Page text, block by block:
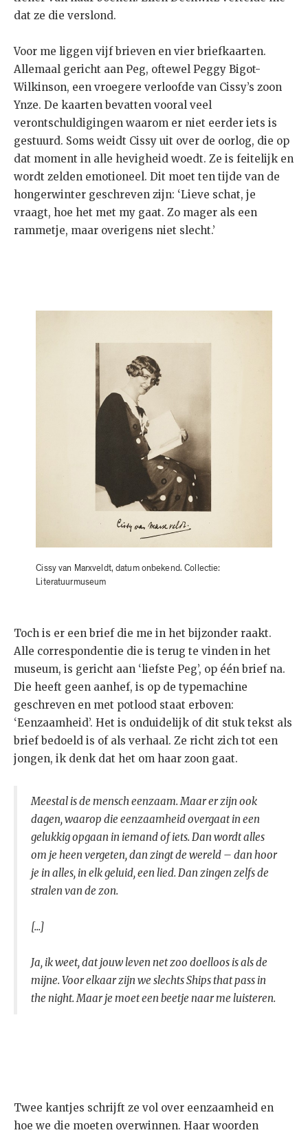
dat ze die verslond.
Voor me liggen vijf brieven en vier briefkaarten.
Allemaal gericht aan Peg, oftewel Peggy Bigot-
Wilkinson, een vroegere verloofde van Cissy’s zoon
Ynze. De kaarten bevatten vooral veel
verontschuldigingen waarom er niet eerder iets is
gestuurd. Soms weidt Cissy uit over de oorlog, die op
dat moment in alle hevigheid woedt. Ze is feitelijk en
wordt zelden emotioneel. Dit moet ten tijde van de
hongerwinter geschreven zijn: ‘Lieve schat, je
vraagt, hoe het met my gaat. Zo mager als een
rammetje, maar overigens niet slecht.’
Cissy van Marxveldt, datum onbekend. Collectie:
Literatuurmuseum
Toch is er een brief die me in het bijzonder raakt.
Alle correspondentie die is terug te vinden in het
museum, is gericht aan ‘liefste Peg’, op één brief na.
Die heeft geen aanhef, is op de typemachine
geschreven en met potlood staat erboven:
‘Eenzaamheid’. Het is onduidelijk of dit stuk tekst als
brief bedoeld is of als verhaal. Ze richt zich tot een
jongen, ik denk dat het om haar zoon gaat.
Meestal is de mensch eenzaam. Maar er zijn ook
dagen, waarop die eenzaamheid overgaat in een
gelukkig opgaan in iemand of iets. Dan wordt alles
om je heen vergeten, dan zingt de wereld – dan hoor
je in alles, in elk geluid, een lied. Dan zingen zelfs de
stralen van de zon.
[...]
Ja, ik weet, dat jouw leven net zoo doelloos is als de
mijne. Voor elkaar zijn we slechts Ships that pass in
the night. Maar je moet een beetje naar me luisteren.
Twee kantjes schrijft ze vol over eenzaamheid en
hoe we die moeten overwinnen. Haar woorden